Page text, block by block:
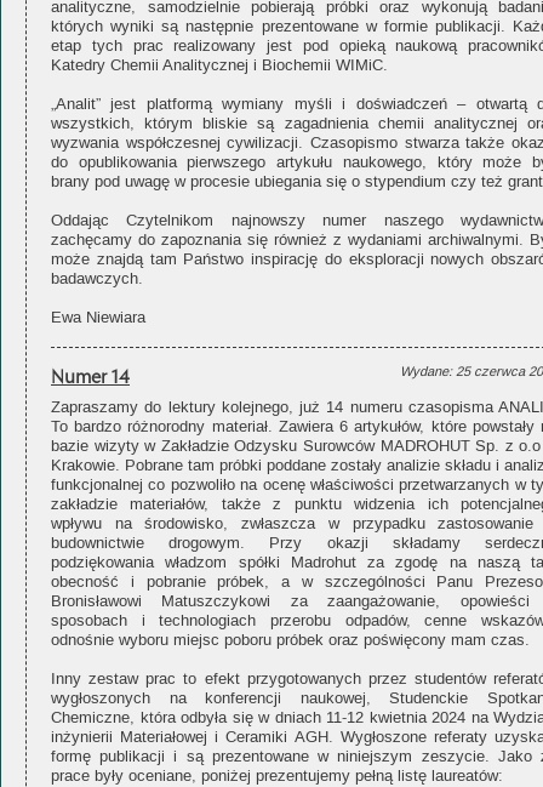
analityczne, samodzielnie pobierają próbki oraz wykonują
których wyniki są następnie prezentowane w formie publikacji.
etap tych prac realizowany jest pod opieką naukową
Katedry Chemii Analitycznej i Biochemii WIMiC.
„Analit” jest platformą wymiany myśli i doświadczeń – otwartą
wszystkich, którym bliskie są zagadnienia chemii analitycznej
wyzwania współczesnej cywilizacji. Czasopismo stwarza także
do opublikowania pierwszego artykułu naukowego, który może
brany pod uwagę w procesie ubiegania się o stypendium czy też
Oddając Czytelnikom najnowszy numer naszego
zachęcamy do zapoznania się również z wydaniami archiwalnymi.
może znajdą tam Państwo inspirację do eksploracji nowych
badawczych.
Ewa Niewiara
Numer 14 Wydane: 25 czerwca
Zapraszamy do lektury kolejnego, już 14 numeru czasopisma
To bardzo różnorodny materiał. Zawiera 6 artykułów, które powstały
bazie wizyty w Zakładzie Odzysku Surowców MADROHUT Sp. z
Krakowie. Pobrane tam próbki poddane zostały analizie składu i
funkcjonalnej co pozwoliło na ocenę właściwości przetwarzanych w
zakładzie materiałów, także z punktu widzenia ich
wpływu na środowisko, zwłaszcza w przypadku zastosowanie
budownictwie drogowym. Przy okazji składamy
podziękowania władzom spółki Madrohut za zgodę na naszą
obecność i pobranie próbek, a w szczególności Panu
Bronisławowi Matuszczykowi za zaangażowanie,
sposobach i technologiach przerobu odpadów, cenne
odnośnie wyboru miejsc poboru próbek oraz poświęcony mam czas.
Inny zestaw prac to efekt przygotowanych przez studentów
wygłoszonych na konferencji naukowej, Studenckie
Chemiczne, która odbyła się w dniach 11-12 kwietnia 2024 na
inżynierii Materiałowej i Ceramiki AGH. Wygłoszone referaty
formę publikacji i są prezentowane w niniejszym zeszycie. Jako
prace były oceniane, poniżej prezentujemy pełną listę laureatów: